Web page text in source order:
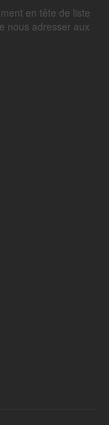
en tête de liste
nous adresser aux